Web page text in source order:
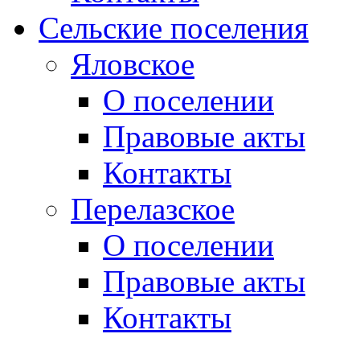
Сельские поселения
Яловское
О поселении
Правовые акты
Контакты
Перелазское
О поселении
Правовые акты
Контакты